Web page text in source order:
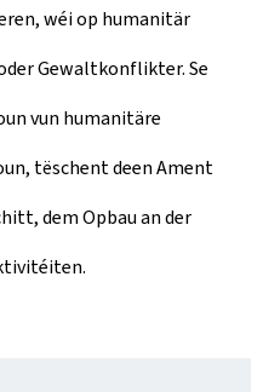
wéi op humanitär
Gewaltkonflikter. Se
vun humanitäre
tëschent deen Ament
dem Opbau an der